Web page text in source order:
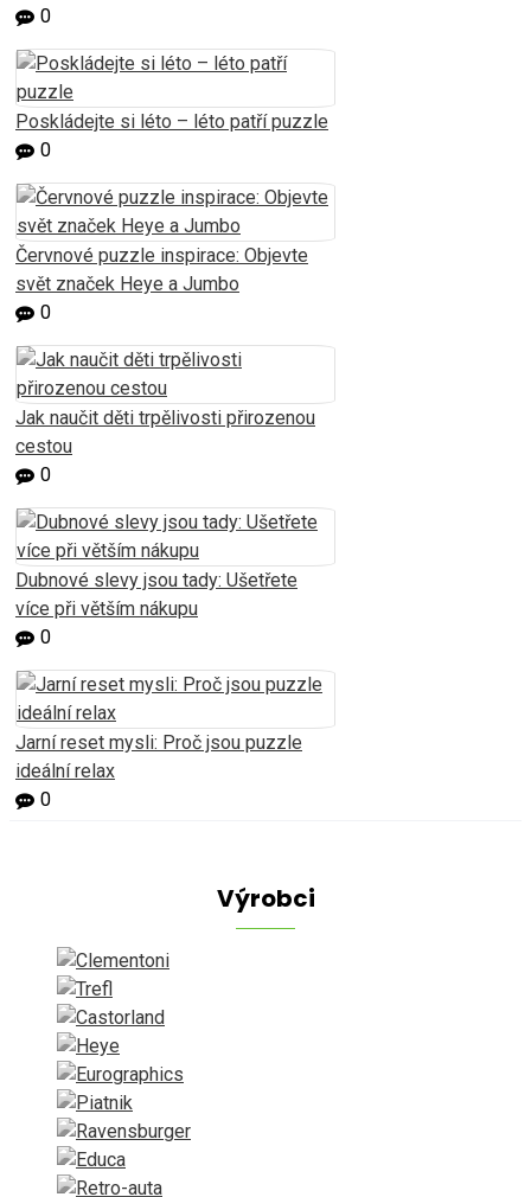
0
Poskládejte si léto – léto patří puzzle
0
Červnové puzzle inspirace: Objevte
svět značek Heye a Jumbo
0
Jak naučit děti trpělivosti přirozenou
cestou
0
Dubnové slevy jsou tady: Ušetřete
více při větším nákupu
0
Jarní reset mysli: Proč jsou puzzle
ideální relax
0
Výrobci